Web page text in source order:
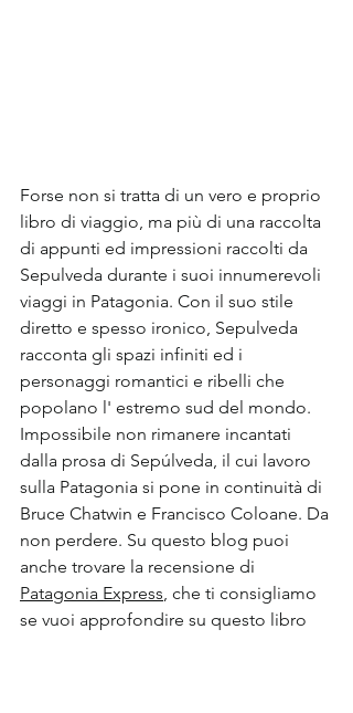
Forse non si tratta di un vero e proprio
libro di viaggio, ma più di una raccolta
di appunti ed impressioni raccolti da
Sepulveda durante i suoi innumerevoli
viaggi in Patagonia. Con il suo stile
diretto e spesso ironico, Sepulveda
racconta gli spazi infiniti ed i
personaggi romantici e ribelli che
popolano l' estremo sud del mondo.
Impossibile non rimanere incantati
dalla prosa di Sepúlveda, il cui lavoro
sulla Patagonia si pone in continuità di
Bruce Chatwin e Francisco Coloane. Da
non perdere. Su questo blog puoi
anche trovare la recensione di
Patagonia Express, che ti consigliamo
se vuoi approfondire su questo libro